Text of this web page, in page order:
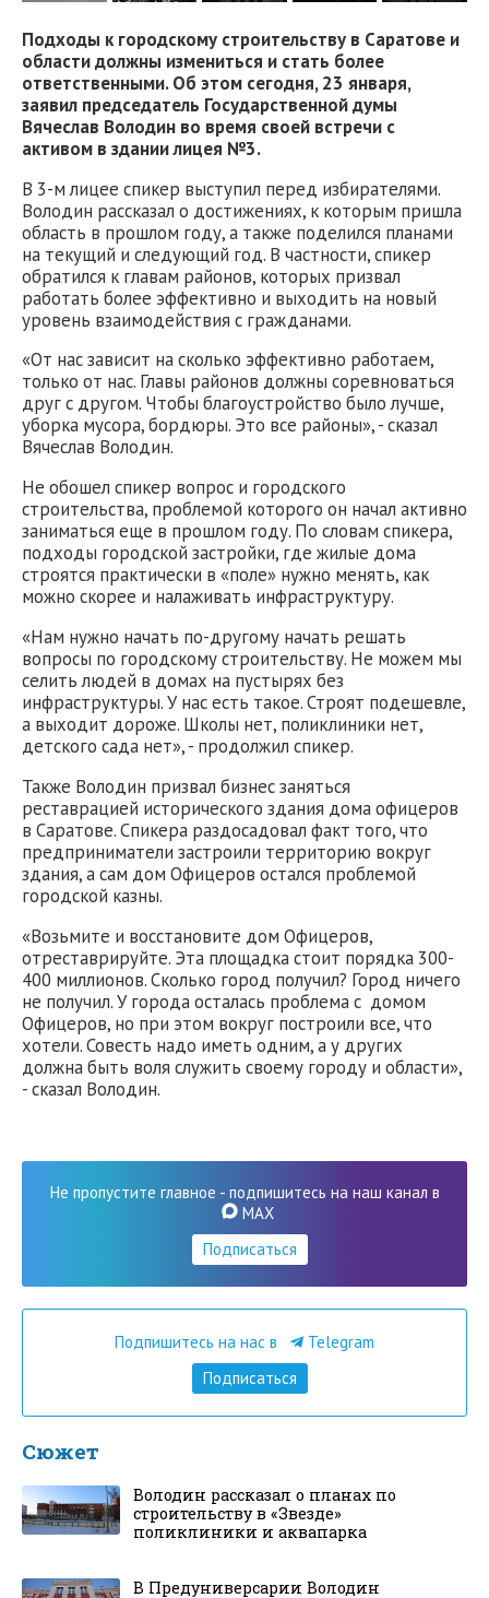
Подходы к городскому строительству в Саратове и
области должны измениться и стать более
ответственными. Об этом сегодня, 23 января,
заявил председатель Государственной думы
Вячеслав Володин во время своей встречи с
активом в здании лицея №3.
В 3-м лицее спикер выступил перед избирателями.
Володин рассказал о достижениях, к которым пришла
область в прошлом году, а также поделился планами
на текущий и следующий год. В частности, спикер
обратился к главам районов, которых призвал
работать более эффективно и выходить на новый
уровень взаимодействия с гражданами.
«От нас зависит на сколько эффективно работаем,
только от нас. Главы районов должны соревноваться
друг с другом. Чтобы благоустройство было лучше,
уборка мусора, бордюры. Это все районы», - сказал
Вячеслав Володин.
Не обошел спикер вопрос и городского
строительства, проблемой которого он начал активно
заниматься еще в прошлом году. По словам спикера,
подходы городской застройки, где жилые дома
строятся практически в «поле» нужно менять, как
можно скорее и налаживать инфраструктуру.
«Нам нужно начать по-другому начать решать
вопросы по городскому строительству. Не можем мы
селить людей в домах на пустырях без
инфраструктуры. У нас есть такое. Строят подешевле,
а выходит дороже. Школы нет, поликлиники нет,
детского сада нет», - продолжил спикер.
Также Володин призвал бизнес заняться
реставрацией исторического здания дома офицеров
в Саратове. Спикера раздосадовал факт того, что
предприниматели застроили территорию вокруг
здания, а сам дом Офицеров остался проблемой
городской казны.
«Возьмите и восстановите дом Офицеров,
отреставрируйте. Эта площадка стоит порядка 300-
400 миллионов. Сколько город получил? Город ничего
не получил. У города осталась проблема с домом
Офицеров, но при этом вокруг построили все, что
хотели. Совесть надо иметь одним, а у других
должна быть воля служить своему городу и области»,
- сказал Володин.
Не пропустите главное - подпишитесь на наш канал в
MAX
Подписаться
Подпишитесь на нас в
Telegram
Подписаться
Сюжет
Володин рассказал о планах по
строительству в «Звезде»
поликлиники и аквапарка
В Предуниверсарии Володин